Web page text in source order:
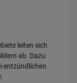
leiten sich
ab. Dazu
entzündlichen